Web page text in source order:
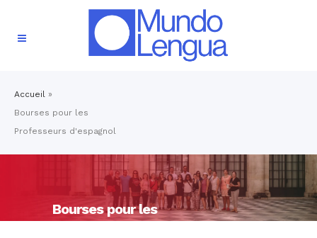
Accueil »
Bourses pour les
Professeurs d'espagnol
Bourses pour les
Professeurs d'espagnol